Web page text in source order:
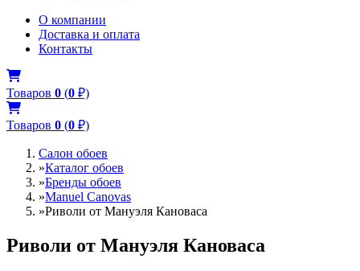
О компании
Доставка и оплата
Контакты
Товаров 0 (0 ₽)
Товаров 0 (0 ₽)
Салон обоев
»Каталог обоев
»Бренды обоев
»Manuel Canovas
»Риволи от Мануэля Кановаса
Риволи от Мануэля Кановаса